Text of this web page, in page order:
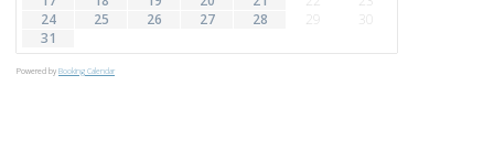
24
25 26 27 28 29
30
31
Powered by Booking Calendar